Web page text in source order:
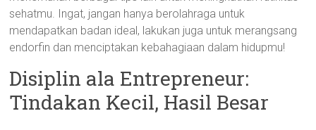
sehatmu. Ingat, jangan hanya berolahraga untuk
mendapatkan badan ideal, lakukan juga untuk merangsang
endorfin dan menciptakan kebahagiaan dalam hidupmu!
Disiplin ala Entrepreneur:
Tindakan Kecil, Hasil Besar